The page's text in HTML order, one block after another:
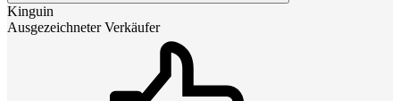
Kinguin
Ausgezeichneter Verkäufer